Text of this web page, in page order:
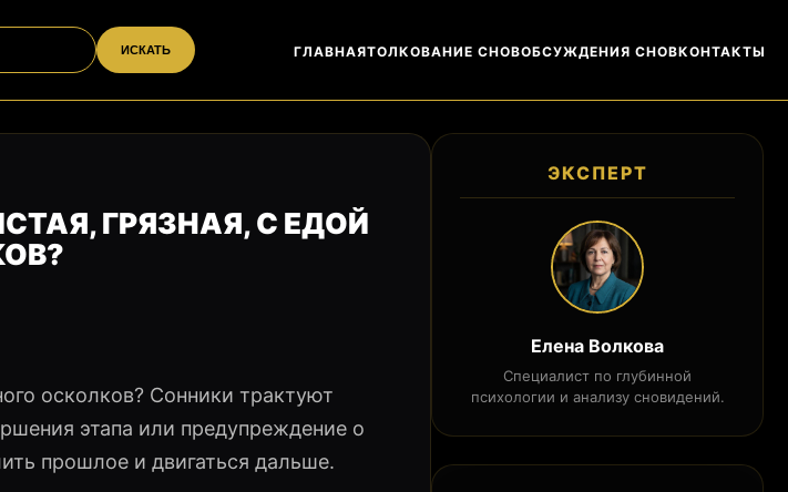
ИСКАТЬ ГЛАВНАЯТОЛКОВАНИЕ СНОВОБСУЖДЕНИЯ СНОВКОНТАКТЫ
ГРЯЗНАЯ, С ЕДОЙ
осколков? Сонники трактуют
этапа или предупреждение о
прошлое и двигаться дальше.
ЭКСПЕРТ
Елена Волкова
Специалист по глубинной
психологии и анализу сновидений.